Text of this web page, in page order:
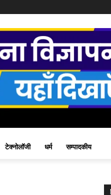
टेक्नोलॉजी धर्म सम्पादकीय